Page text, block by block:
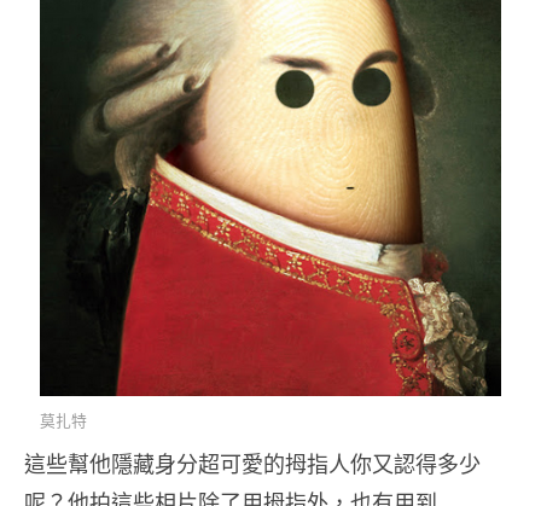
莫扎特
這些幫他隱藏身分超可愛的拇指人你又認得多少